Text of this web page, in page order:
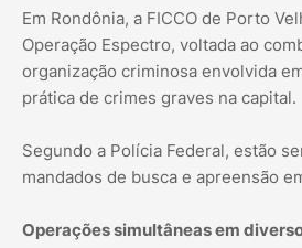
Em Rondônia, a FICCO de Porto
Operação Espectro, voltada ao
organização criminosa envolvida
prática de crimes graves na capital.
Segundo a Polícia Federal, estão
mandados de busca e apreensão
Operações simultâneas em